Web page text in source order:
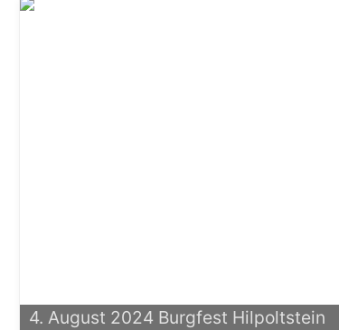
4. August 2024 Burgfest Hilpoltstein